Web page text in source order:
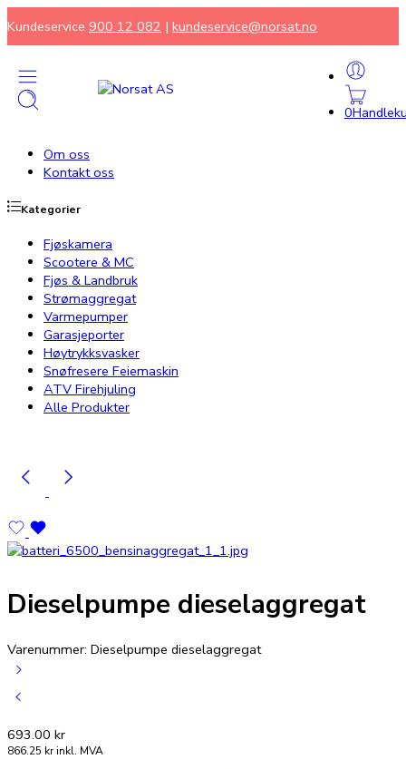
Kundeservice 900 12 082 | kundeservice@norsat.no
0
Om oss
Kontakt oss
Kategorier
Fjøskamera
Scootere & MC
Fjøs & Landbruk
Strømaggregat
Varmepumper
Garasjeporter
Høytrykksvasker
Snøfresere Feiemaskin
ATV Firehjuling
Alle Produkter
Dieselpumpe dieselaggregat
Varenummer: Dieselpumpe dieselaggregat
693.00 kr
866.25 krinkl. MVA